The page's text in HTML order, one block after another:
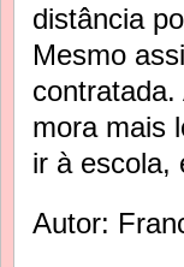
distância
Mesmo
mora mais
ir à escola,
Autor: